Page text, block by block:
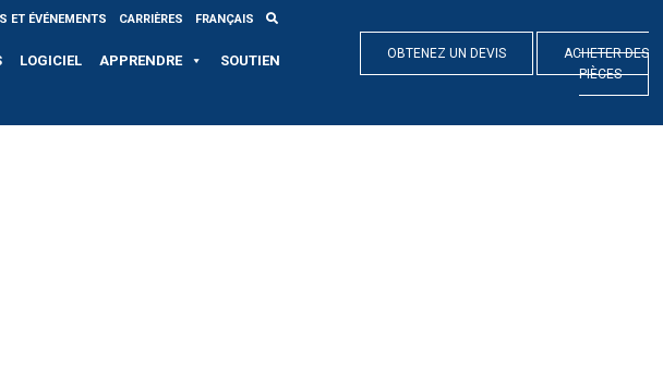
ET ÉVÉNEMENTS CARRIÈRES FRANÇAIS
LOGICIEL APPRENDRE SOUTIEN OBTENEZ UN DEVIS
ACHETER DES
PIÈCES